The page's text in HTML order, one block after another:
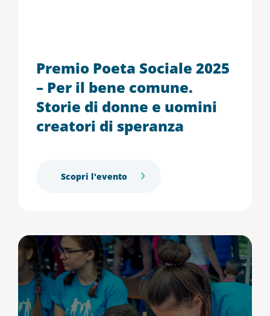
Premio Poeta Sociale 2025
– Per il bene comune.
Storie di donne e uomini
creatori di speranza
Scopri l'evento